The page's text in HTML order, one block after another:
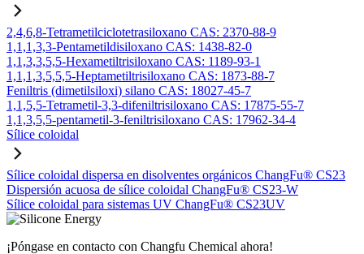
2,4,6,8-Tetrametilciclotetrasiloxano CAS: 2370-88-9
1,1,1,3,3-Pentametildisiloxano CAS: 1438-82-0
1,1,3,3,5,5-Hexametiltrisiloxano CAS: 1189-93-1
1,1,1,3,5,5,5-Heptametiltrisiloxano CAS: 1873-88-7
Feniltris (dimetilsiloxi) silano CAS: 18027-45-7
1,1,5,5-Tetrametil-3,3-difeniltrisiloxano CAS: 17875-55-7
1,1,3,5,5-pentametil-3-feniltrisiloxano CAS: 17962-34-4
Sílice coloidal
Sílice coloidal dispersa en disolventes orgánicos ChangFu® CS23
Dispersión acuosa de sílice coloidal ChangFu® CS23-W
Sílice coloidal para sistemas UV ChangFu® CS23UV
¡Póngase en contacto con Changfu Chemical ahora!